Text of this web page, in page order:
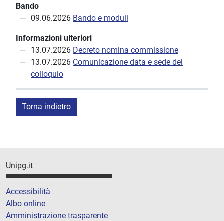
Bando
09.06.2026 Bando e moduli
Informazioni ulteriori
13.07.2026 Decreto nomina commissione
13.07.2026 Comunicazione data e sede del
colloquio
Torna indietro
Unipg.it
Accessibilità
Albo online
Amministrazione trasparente